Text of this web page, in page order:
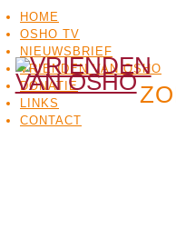
HOME
OSHO TV
NIEUWSBRIEF
VRIENDEN VAN OSHO
DONATIE
LINKS
CONTACT